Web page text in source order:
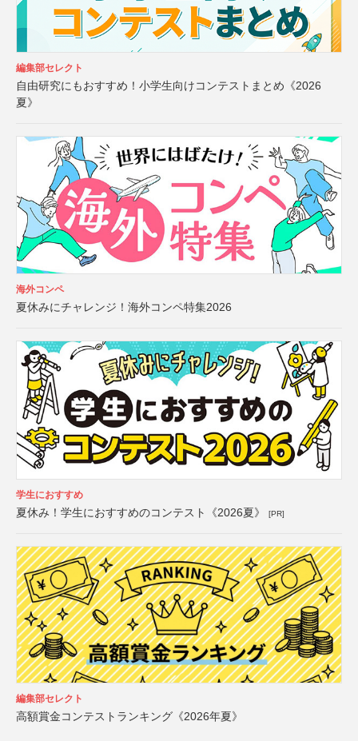
編集部セレクト
自由研究にもおすすめ！小学生向けコンテストまとめ《2026
夏》
海外コンペ
夏休みにチャレンジ！海外コンペ特集2026
学生におすすめ
夏休み！学生におすすめのコンテスト《2026夏》 [PR]
編集部セレクト
高額賞金コンテストランキング《2026年夏》